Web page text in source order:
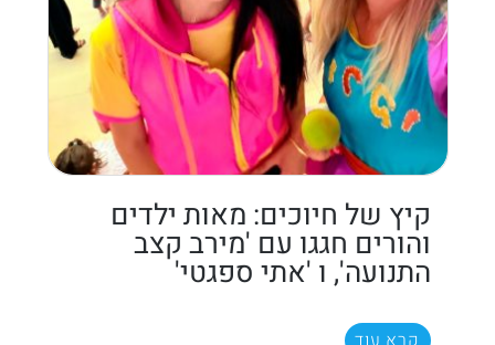
קיץ של חיוכים: מאות ילדים
והורים חגגו עם 'מירב קצב
התנועה', ו 'אתי ספגטי'